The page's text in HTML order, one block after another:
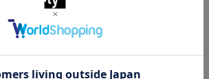
グリーン
ネイビーブル